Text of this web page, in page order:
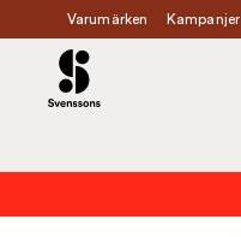
Varumärken Kampanjer